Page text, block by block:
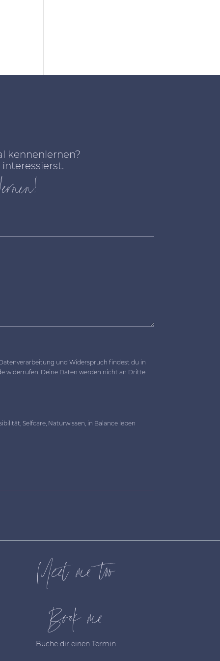
kennenlernen?
und Widerspruch findest du in
widerrufen. Deine Daten werden nicht an Dritte
Selfcare, Naturwissen, in Balance leben
Meet me too
Book me
Buche dir einen Termin